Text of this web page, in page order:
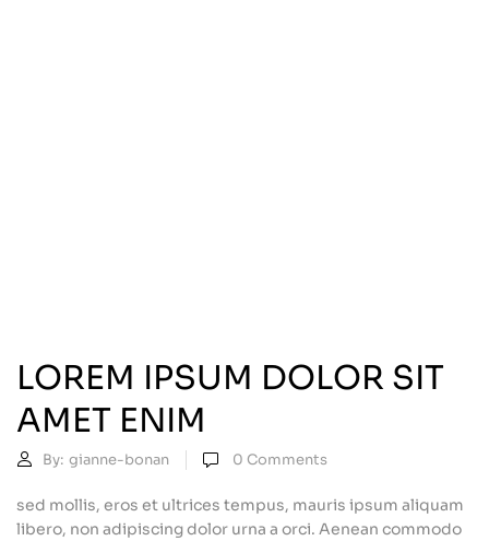
LOREM IPSUM DOLOR SIT
AMET ENIM
By: gianne-bonan 0 Comments
sed mollis, eros et ultrices tempus, mauris ipsum aliquam
libero, non adipiscing dolor urna a orci. Aenean commodo